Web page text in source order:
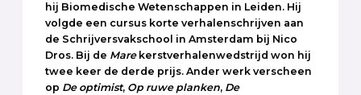
hij Biomedische Wetenschappen in Leiden. Hij
volgde een cursus korte verhalenschrijven aan
de Schrijversvakschool in Amsterdam bij Nico
Dros. Bij de Marekerstverhalenwedstrijd won hij
twee keer de derde prijs. Ander werk verscheen
op De optimist, Op ruwe planken, De